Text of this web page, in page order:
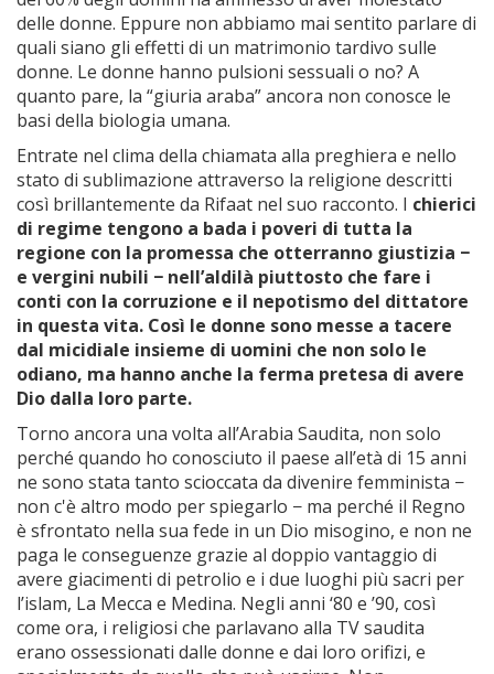
delle donne. Eppure non abbiamo mai sentito parlare di
quali siano gli effetti di un matrimonio tardivo sulle
donne. Le donne hanno pulsioni sessuali o no? A
quanto pare, la “giuria araba” ancora non conosce le
basi della biologia umana.
Entrate nel clima della chiamata alla preghiera e nello
stato di sublimazione attraverso la religione descritti
così brillantemente da Rifaat nel suo racconto. I chierici
di regime tengono a bada i poveri di tutta la
regione con la promessa che otterranno giustizia −
e vergini nubili − nell’aldilà piuttosto che fare i
conti con la corruzione e il nepotismo del dittatore
in questa vita. Così le donne sono messe a tacere
dal micidiale insieme di uomini che non solo le
odiano, ma hanno anche la ferma pretesa di avere
Dio dalla loro parte.
Torno ancora una volta all’Arabia Saudita, non solo
perché quando ho conosciuto il paese all’età di 15 anni
ne sono stata tanto scioccata da divenire femminista −
non c'è altro modo per spiegarlo − ma perché il Regno
è sfrontato nella sua fede in un Dio misogino, e non ne
paga le conseguenze grazie al doppio vantaggio di
avere giacimenti di petrolio e i due luoghi più sacri per
l’islam, La Mecca e Medina. Negli anni ‘80 e ’90, così
come ora, i religiosi che parlavano alla TV saudita
erano ossessionati dalle donne e dai loro orifizi, e